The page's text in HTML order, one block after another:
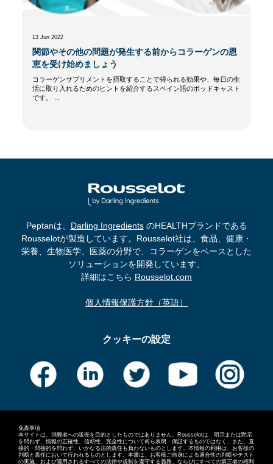
13 Jun 2022
関節やその他の問題が発生する前からコラーゲンの恩
恵を受け始めましょう
コラーゲンサプリメントを摂取することで得られる効果や、毎日の生
活に取り入れるためのヒントを紹介するスペイン語のポッドキャスト
です。 ...
Peptanは、 Darling IngredientsのHEALTHブランドである
Rousselotが製造しています。Rousselot社は、食品、健康・
栄養、生物医学、医薬の分野で、コラーゲンをベースとした
ソリューションを開発しています。
詳細はこちら Rousselot.com
個人情報保護方針（英語）
クッキーの設定
免責事項
本サイトは、消費者への販売を目的としたものではありません。Rousselotは、明示または黙示
を問わず、情報の正確性、信頼性、完全性について何ら表明・保証するものではなく、また、直
接的・間接的を問わず、いかなる法的責任も負わないものとします。本情報の利用は、お客様の
判断と責任において行われるものとします。本書は、お客様ご自身による適合性の判断やテスト
の実施、および適用されるすべての法律や規制を遵守する義務、ならびにすべての第三者の権利